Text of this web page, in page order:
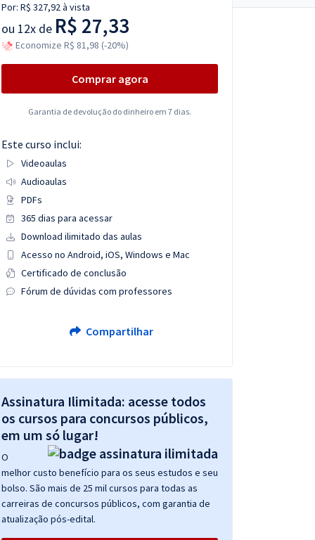
Por: R$ 327,92à vista
ou 12x de R$ 27,33
Economize R$ 81,98 (-20%)
Comprar agora
Garantia de devolução do dinheiro em 7 dias.
Este curso inclui:
Videoaulas
Audioaulas
PDFs
365 dias para acessar
Download ilimitado das aulas
Acesso no Android, iOS, Windows e Mac
Certificado de conclusão
Fórum de dúvidas com professores
Compartilhar
Assinatura Ilimitada: acesse todos
os cursos para concursos públicos,
em um só lugar!
O
melhor custo benefício para os seus estudos e seu
bolso. São mais de 25 mil cursos para todas as
carreiras de concursos públicos, com garantia de
atualização pós-edital.